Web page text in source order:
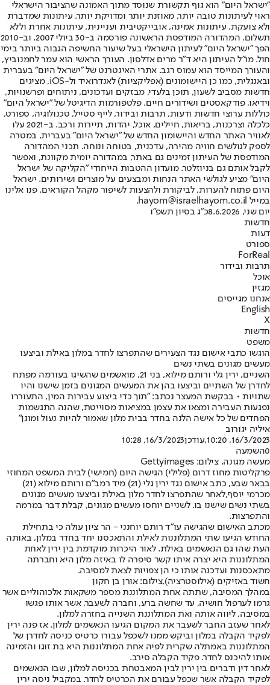
"ישראל היום" הוא גוף תקשורת שנוסד מתוך האמונה שהציבור הישראלי
ראוי לעיתונות טובה יותר, מאוזנת יותר ומדויקת יותר. עיתונות שמדברת
ולא צועקת. עיתונות אמינה, אובייקטיבית ועניינית. עיתונות אחרת וללא
תשלום. המהדורה המודפסת הראשונה פורסמה ב-30 ביולי 2007, וב-2010
הפך "ישראל היום" לעיתון הישראלי בעל שיעור החשיפה הגבוה ביותר בימי
חול. מו"ל העיתון היא ד"ר מרים אדלסון. העורך הראשי הוא עמר לחמנוביץ,
והעורך המייסד הוא עמוס רגב. אתרי האינטרנט של "ישראל היום" בעברית
ובאנגלית, כמו כן היישומונים (אפליקציות) לאנדרואיד ול-iOS, מציגים
חדשות מסביב לשעון, תוכן בלעדי, מבזקים ועדכונים, ניתוחים ופרשנויות,
וידיאו, פודקאסטים ושידורים חיים. פלטפורמות הדיגיטל של "ישראל היום"
כוללות ערוצי חדשות ודעות, תרבות ובידור, לייף סטייל, טכנולוגיה, ספורט,
כלכלה וצרכנות, בריאות, חיילים, אוכל, יהדות, תיירות ורכב. ב-2021 עלו
לאוויר האתר החדש והיישומון החדש של "ישראל היום" בעברית, במטרה
לספק לגולשים חוויה מהירה, עדכנית, בטוחה ונוחה. תכני המהדורה
המודפסת של העיתון זמינים גם באתר, במהדורה יומית מקוונת, ואפשר
לקבל אותם גם בניוזלטר. מועדון ההטבות הייחודי "הקליקה של ישראל
היום" מציע לגולשי האתר הנחות ומבצעים על מוצרים ושירותים. ישראל
היום פתוח להערות, לביקורת ולהצעות לשיפור מקהל הקוראים. פנו אלינו
במייל hayom@israelhayom.co.il.
יום שני, 8.6.2026
כ"ג בסיון תשפ"ו
חדשות
דעות
ספורט
ForReal
תרבות ובידור
אוכל
מגזין
אנחנו מגייסים
English
X
חדשות
משפט
הוגשו כתבי אישום נגד הצעירים שהתפרצו לחדר במלון באילת וביצעו
מעשים מגונים בשתי נשים
השניים, ירין גלי ורותם מילוא, בני 21, מואשמים שהשיגו בעורמה מפתח
לחדרן של השתיים וביצעו בהן את המעשים המגונים בזמן שישנו והיו
שתויות • בבקשת המעצר נכתב: "תוך כדי ביצוע עבירות המין, התעוררו
נפגעות העבירה ומצאו את עצמן במציאות מסוייטת, שהנה התגשמות
הפחדים של כל אישה הלנה בחדר בבית מלון שאמור להיות נעול ומוגן"
איליה יגורוב
16/3/2023, 10:20
,עודכן16/3/2023, 10:28
0השמעה
מעשה מגונה, צילום: Gettyimages
פרקליטות מחוז דרום (פלילי) הגישה היום (חמישי) לבית המשפט המחוזי
בבאר שבע, כתב אישום נגד ירין גלי (21) מיד רמב"ם ורותם מילוא (21)
מכרמי יוסף,לאחר שהתפרצו לחדר מלון באילת וביצעו מעשים מגונים
בשתי נשים שישנו בו. לשניים יוחסו מעשים מגונים, קבלת דבר במרמה
והתפרצות.
מכתב האישום שהגישה עו"ד רותם יוחנני - הר ציון עולה כי בתחילת
החודש הגיעו שתי המתלוננות לאילת והתאכסנו יחד בחדר במלון, באותה
העת שהו גם הנאשמים באילת. לאור היכרות מוקדמת בין ירין לאחת
המתלוננות היא יצרה איתו קשר סיפרה לו באיזה מלון היא וחברתה
מתאכסנות ועדכנה אותו כי הן צפויות לצאת למסיבה.
חשוד באזיקים (אילוסטרציה),צילום: אורן בן חקון
במהלך המסיבה, שתתה אחת המתלוננת מספר משקאות אלכוהוליים אשר
גרמו לערפול חושיה, עד שחשה ברע, וחברה לשעבר, אשר אותו פגשו
במסיבה, ליווה אותה ואת המתלוננת השנייה בחזרה למלון.
לאחר שעזב החבר לשעבר את המקום הגיעו הנאשמים למלון. אז פנה ירין
לפקיד הקבלה במלון וביקש ממנו לשכפל עבורו כרטיס כניסה לחדרן של
המתלוננות באמתלה שקרית לפיה אחת המתלוננות היא בת זוגו והזמינה
אותו להיכנס לחדר. פקיד הקבלה סירב.
לאחר דין ודברים בין ירין לבין המאבטחת בכניסה למלון, שבו הנאשמים
לפקיד הקבלה אשר שכפל עבורם את הכרטיס לחדר. במקביל ניסה ירין